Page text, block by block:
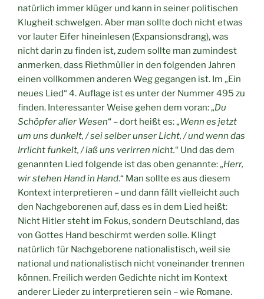
natürlich immer klüger und kann in seiner politischen
Klugheit schwelgen. Aber man sollte doch nicht etwas
vor lauter Eifer hineinlesen (Expansionsdrang), was
nicht darin zu finden ist, zudem sollte man zumindest
anmerken, dass Riethmüller in den folgenden Jahren
einen vollkommen anderen Weg gegangen ist. Im „Ein
neues Lied“ 4. Auflage ist es unter der Nummer 495 zu
finden. Interessanter Weise gehen dem voran: „Du
Schöpfer aller Wesen“ – dort heißt es: „Wenn es jetzt
um uns dunkelt, / sei selber unser Licht, / und wenn das
Irrlicht funkelt, / laß uns verirren nicht.“ Und das dem
genannten Lied folgende ist das oben genannte: „Herr,
wir stehen Hand in Hand.“ Man sollte es aus diesem
Kontext interpretieren – und dann fällt vielleicht auch
den Nachgeborenen auf, dass es in dem Lied heißt:
Nicht Hitler steht im Fokus, sondern Deutschland, das
von Gottes Hand beschirmt werden solle. Klingt
natürlich für Nachgeborene nationalistisch, weil sie
national und nationalistisch nicht voneinander trennen
können. Freilich werden Gedichte nicht im Kontext
anderer Lieder zu interpretieren sein – wie Romane.